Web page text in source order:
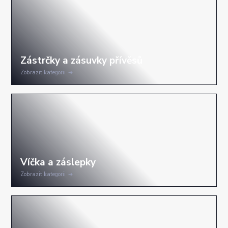
Zobrazit kategorii
Zobrazit kategorii